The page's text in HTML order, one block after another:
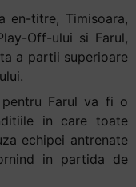
en-titre, Timisoara,
Off-ului si Farul,
a partii superioare
Farul va fi o
in care toate
echipei antrenate
in partida de